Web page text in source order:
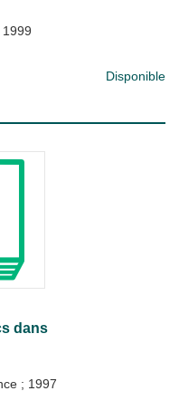
1999
Disponible
dans
; 1997